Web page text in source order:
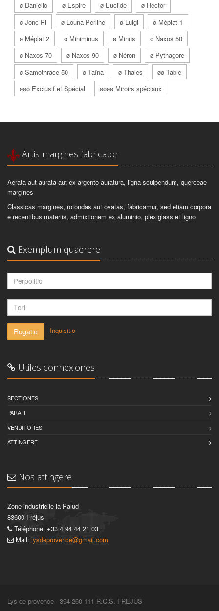
ø Daniello
ø Espire ø Euclide
ø Hector
ø Jonc Pi
ø Louna Perline ø Luigi
ø Méplat 1
ø Méplat 2
ø Miniminus ø Minus
ø Naxos 50
ø Naxos 70
ø Naxos 90 ø Néron
ø Pythagore
ø Samothrace 50
ø Taïna ø Thales
øø Table
øøø Exclusif et Spécial
øøøø Miroirs spéciaux
Artis margines fabricator
Aerata aut aurata aut ex argento auratura, ligna sculpendum, querceae
margines
Classicas margines, rotondas aut ovatas, fabricamur, sed etiam corpora
e recentibus materiis, admixtionem ex aluminio, plexiglass et ligno
Exemplum quaerere
Rogatio Inquisitio
Utiles connexiones
SECTIONES
PARATI
VENDITORES
ATTINGERE
Nos attingere
Zone industrielle la Palud
83600 Fréjus
Téléphone: +33 4 94 44 21 03
Mail: lysdeprovence@gmail.com
Lys de provence - 394 260 111 R.C.S. FREJUS